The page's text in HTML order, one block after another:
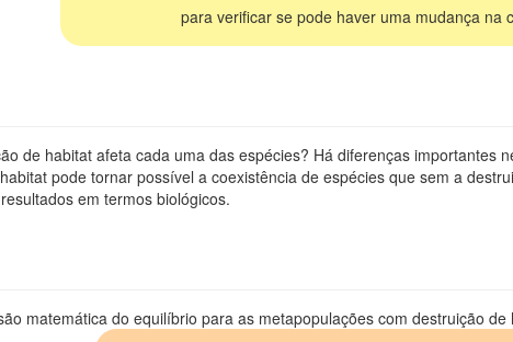
para verificar se pode haver uma mudança na
de habitat afeta cada uma das espécies? Há diferenças importantes
pode tornar possível a coexistência de espécies que sem a
em termos biológicos.
matemática do equilíbrio para as metapopulações com destruição de